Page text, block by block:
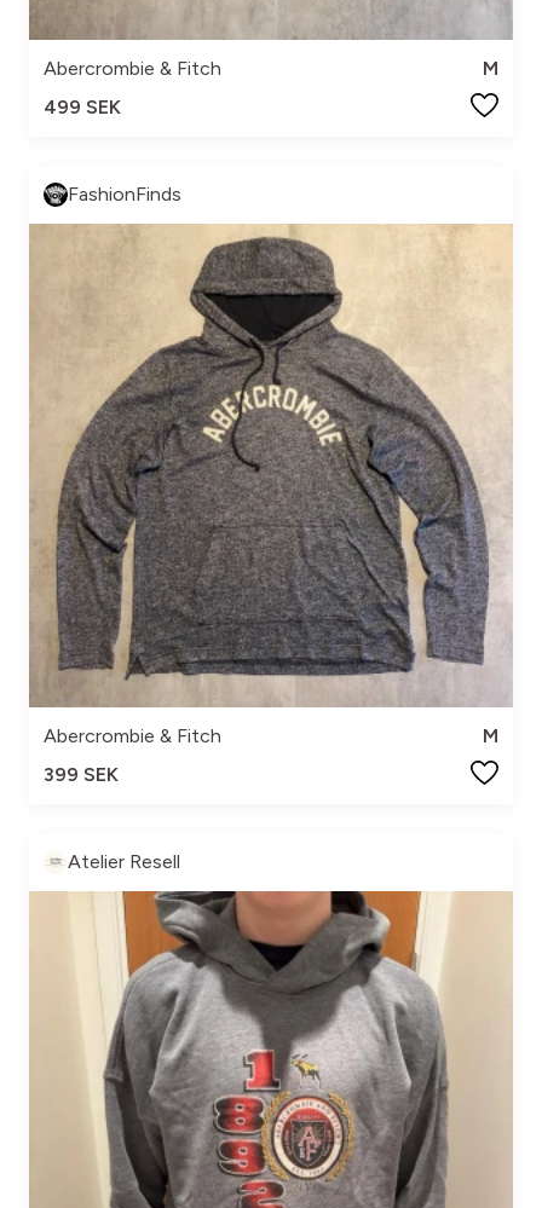
Abercrombie & Fitch
M
499 SEK
FashionFinds
Abercrombie & Fitch
M
399 SEK
Atelier Resell